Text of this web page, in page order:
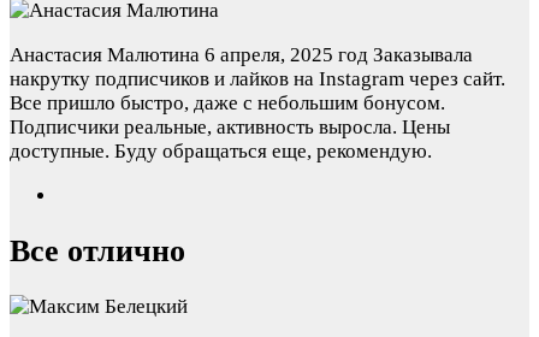
Анастасия Малютина 6 апреля, 2025 год Заказывала
накрутку подписчиков и лайков на Instagram через сайт.
Все пришло быстро, даже с небольшим бонусом.
Подписчики реальные, активность выросла. Цены
доступные. Буду обращаться еще, рекомендую.
Все отлично